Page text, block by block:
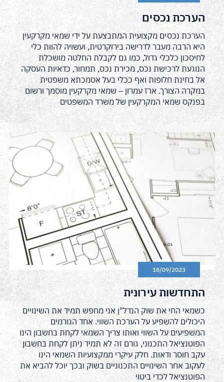
הערכת נכסים
הערכת נכסים מקצועית המתבצעת על ידי שמאי מקרקעין
היא הרבה מעבר לדרישה בירוקרטית, ועשויה להוות כלי
לחיסכון כלכלי גדול, כמו גם לקבלת החלטה מושכלת
הנוגעת לרכישת נכס, מכירת נכס, תמחור, כדאיות העסקה
אל בחינת חלופות ואף ככלי בעל אסמכתא משפטית
במקרה הצורך. ארז עמרון – שמאי מקרקעין מוסמך ורשום
בפנקס שמאי המקרקעין של משרד המשפטים
18/09/2023
התחדשות עירונית
כשמאי החי את שוק הנדל"ן אני מחפש תמיד את השינויים
היכולים להשפיע על הערכת השווי. אחד הגורמים
המשפיעים על השווי ואותו צריך השמאי לקחת בחשבון הינו
הפוטנציאל התכנוני, גורם זה לא תמיד ניתן לקחת בחשבון
עקב חוסר ודאות. חלק עיקרי ממקצועיות השמאי הינו
לעקוב אחר השינויים התכנוניים בשוק ובכך יוכל להביא את
הפוטנציאל לכדי ביטוי